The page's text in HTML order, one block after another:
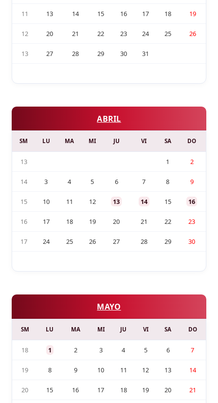
11 13 14 15 16 17 18 19
12 20 21 22 23 24 25 26
13 27 28 29 30 31
ABRIL
SM LU MA MI JU VI SA DO
13 1 2
14 3 4 5 6 7 8 9
15 10 11 12 13 14 15 16
16 17 18 19 20 21 22 23
17 24 25 26 27 28 29 30
MAYO
SM LU MA MI JU VI SA DO
18 1 2 3 4 5 6 7
19 8 9 10 11 12 13 14
20 15 16 17 18 19 20 21